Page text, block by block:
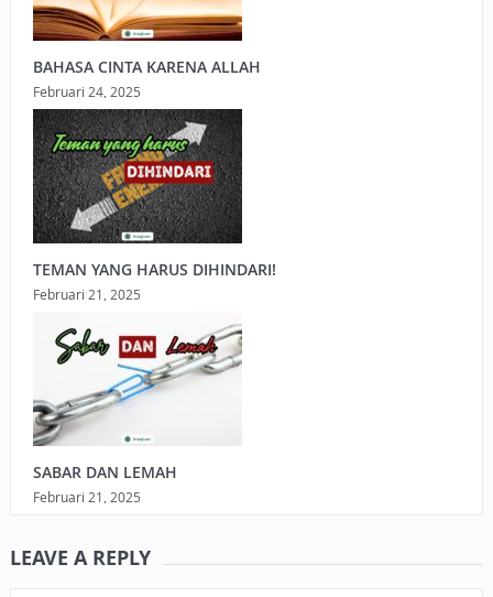
BAHASA CINTA KARENA ALLAH
Februari 24, 2025
TEMAN YANG HARUS DIHINDARI!
Februari 21, 2025
SABAR DAN LEMAH
Februari 21, 2025
LEAVE A REPLY